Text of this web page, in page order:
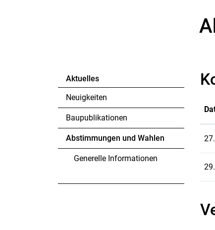
Aktuelles
Neuigkeiten
Baupublikationen
Abstimmungen und Wahlen
(ausgewählt)
Generelle Informationen